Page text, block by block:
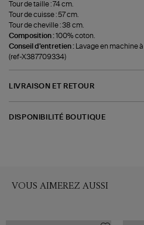
Tour de taille : 74 cm.
Tour de cuisse : 57 cm.
Tour de cheville : 38 cm.
Composition :100% coton.
Conseil d'entretien :
Lavage en machine à
(ref-X387709334)
LIVRAISON ET RETOUR
DISPONIBILITÉ BOUTIQUE
VOUS AIMEREZ AUSSI